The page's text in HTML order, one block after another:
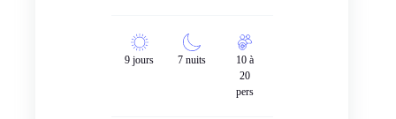
9 jours 7 nuits
10 à
20
pers